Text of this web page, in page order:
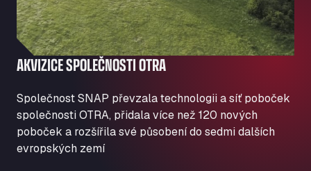
AKVIZICE SPOLEČNOSTI OTRA
Společnost SNAP převzala technologii a síť poboček
společnosti OTRA, přidala více než 120 nových
poboček a rozšířila své působení do sedmi dalších
evropských zemí